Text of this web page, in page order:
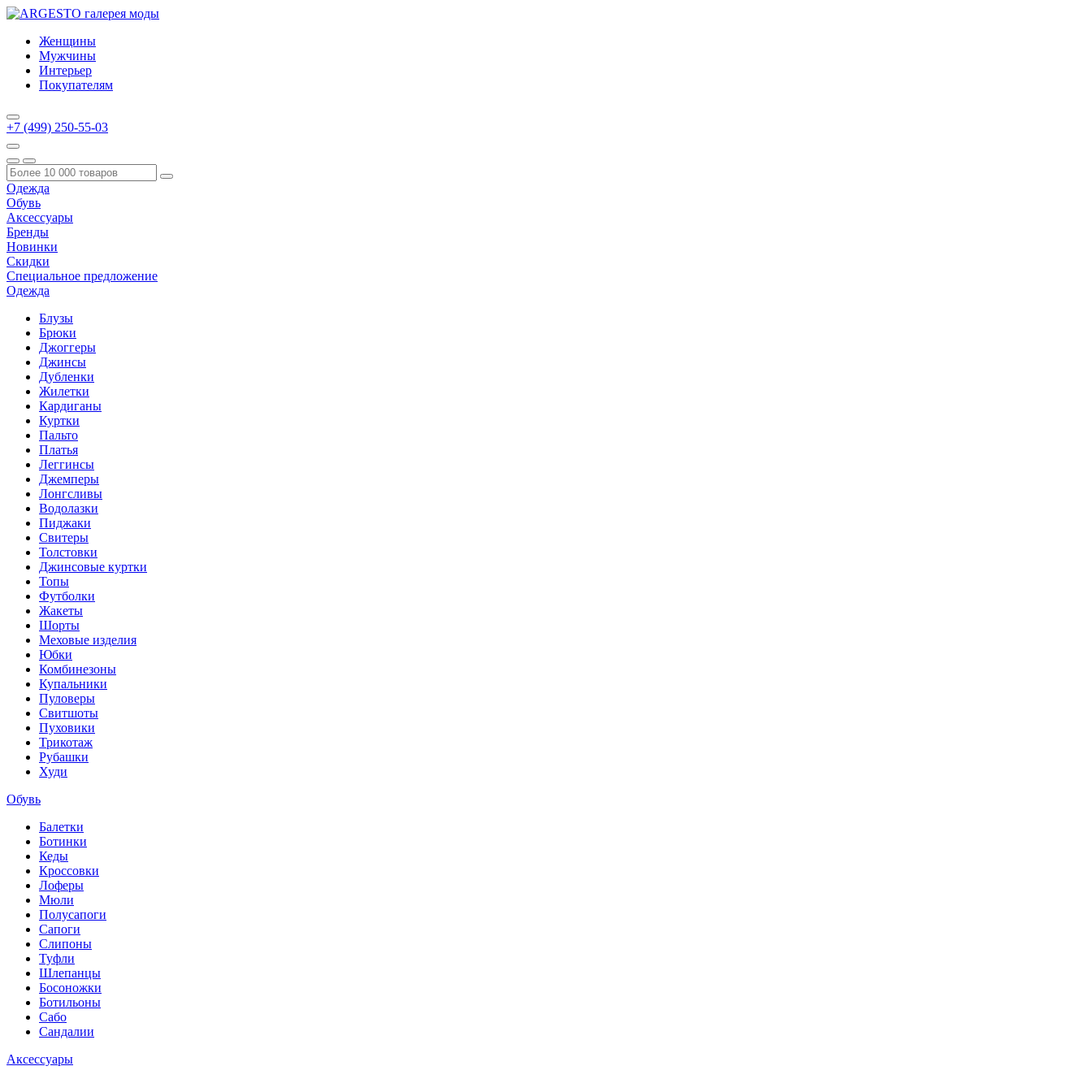
Женщины
Мужчины
Интерьер
Покупателям
+7 (499) 250-55-03
Одежда
Обувь
Аксессуары
Бренды
Новинки
Скидки
Специальное предложение
Одежда
Блузы
Брюки
Джоггеры
Джинсы
Дубленки
Жилетки
Кардиганы
Куртки
Пальто
Платья
Леггинсы
Джемперы
Лонгсливы
Водолазки
Пиджаки
Свитеры
Толстовки
Джинсовые куртки
Топы
Футболки
Жакеты
Шорты
Меховые изделия
Юбки
Комбинезоны
Купальники
Пуловеры
Свитшоты
Пуховики
Трикотаж
Рубашки
Худи
Обувь
Балетки
Ботинки
Кеды
Кроссовки
Лоферы
Мюли
Полусапоги
Сапоги
Слипоны
Туфли
Шлепанцы
Босоножки
Ботильоны
Сабо
Сандалии
Аксессуары